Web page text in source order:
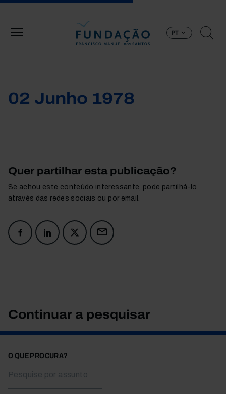
PT
02 Junho 1978
Quer partilhar esta publicação?
Se achou este conteúdo interessante, pode partilhá-lo
através das redes sociais ou por email.
Continuar a pesquisar
O QUE PROCURA?